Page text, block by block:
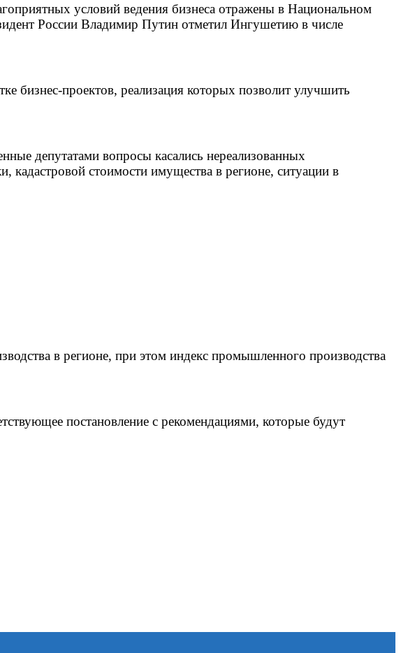
условий ведения бизнеса отражены в Национальном
России Владимир Путин отметил Ингушетию в числе
бизнес-проектов, реализация которых позволит улучшить
депутатами вопросы касались нереализованных
кадастровой стоимости имущества в регионе, ситуации в
в регионе, при этом индекс промышленного производства
постановление с рекомендациями, которые будут